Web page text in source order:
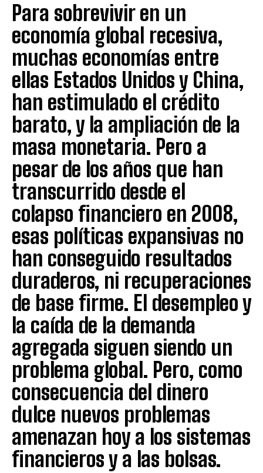
Para sobrevivir en un
economía global recesiva,
muchas economías entre
ellas Estados Unidos y China,
han estimulado el crédito
barato, y la ampliación de la
masa monetaria. Pero a
pesar de los años que han
transcurrido desde el
colapso financiero en 2008,
esas políticas expansivas no
han conseguido resultados
duraderos, ni recuperaciones
de base firme. El desempleo y
la caída de la demanda
agregada siguen siendo un
problema global. Pero, como
consecuencia del dinero
dulce nuevos problemas
amenazan hoy a los sistemas
financieros y a las bolsas.